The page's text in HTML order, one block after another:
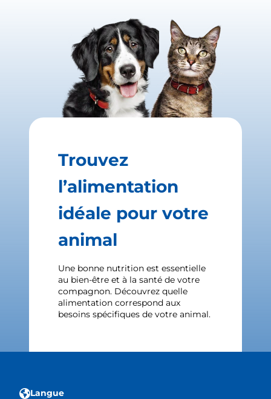
Trouvez
l’alimentation
idéale pour votre
animal
Une bonne nutrition est essentielle
au bien-être et à la santé de votre
compagnon. Découvrez quelle
alimentation correspond aux
besoins spécifiques de votre animal.
Langue